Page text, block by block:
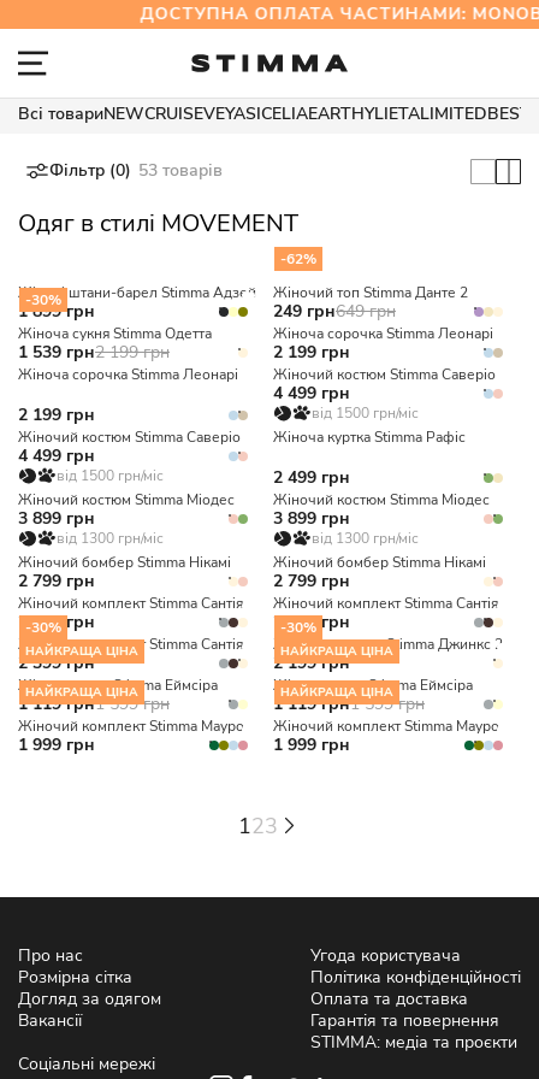
ДОСТУПНА ОПЛАТА ЧАСТИНАМИ:
Всі товариNEWCRUISEVEYASICELIAEARTHYLIETALIMITED
Фільтр (0) 53 товарів
Одяг в стилі MOVEMENT
Жіночі штани-барел Stimma Адзей
1 899 грн
-62%
Жіночий топ Stimma Данте 2
249 грн649 грн
-30%
Жіноча сукня Stimma Одетта
1 539 грн2 199 грн
Жіноча сорочка Stimma Леонарі
2 199 грн
Жіноча сорочка Stimma Леонарі
2 199 грн
Жіночий костюм Stimma Саверіо
4 499 грн
від 1500 грн/міс
Жіночий костюм Stimma Саверіо
4 499 грн
від 1500 грн/міс
Жіноча куртка Stimma Рафіс
2 499 грн
Жіночий костюм Stimma Міодес
3 899 грн
від 1300 грн/міс
Жіночий костюм Stimma Міодес
3 899 грн
від 1300 грн/міс
Жіночий бомбер Stimma Нікамі
2 799 грн
Жіночий бомбер Stimma Нікамі
2 799 грн
Жіночий комплект Stimma Сантія
2 399 грн
Жіночий комплект Stimma Сантія
2 399 грн
Жіночий комплект Stimma Сантія
2 399 грн
Жіноча сорочка Stimma Джинкс 2
2 199 грн
-30%
НАЙКРАЩА ЦІНА
Жіноча сукня Stimma Еймсіра
1 119 грн1 599 грн
-30%
НАЙКРАЩА ЦІНА
Жіноча сукня Stimma Еймсіра
1 119 грн1 599 грн
НАЙКРАЩА ЦІНА
Жіночий комплект Stimma Мауро
1 999 грн
НАЙКРАЩА ЦІНА
Жіночий комплект Stimma Мауро
1 999 грн
123
Про нас
Розмірна сітка
Догляд за одягом
Вакансії
Угода користувача
Політика конфіденційності
Оплата та доставка
Гарантія та повернення
STIMMA: медіа та проєкти
Соціальні мережі